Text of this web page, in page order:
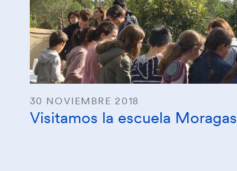
30 NOVIEMBRE 2018
Visitamos la escuela Moragas